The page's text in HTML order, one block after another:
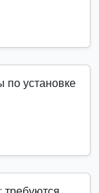
установке